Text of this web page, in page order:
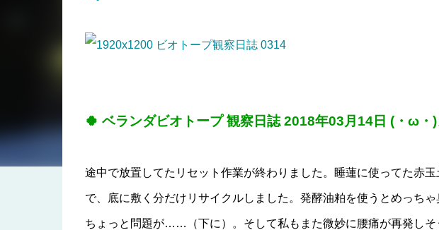
🍀 ベランダビオトープ 観察日誌 2018年03月14日 (・ω・)
途中で放置してたリセット作業が終わりました。睡蓮に使ってた赤
で、底に敷く分だけリサイクルしました。発酵油粕を使うとめっち
ちょっと問題が……（下に）。そして私もまた微妙に腰痛が再発し